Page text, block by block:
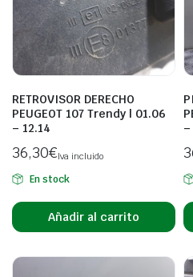
RETROVISOR DERECHO
PEUGEOT 107 Trendy | 01.06
– 12.14
36,30€Iva incluido
En stock
Añadir al carrito
–